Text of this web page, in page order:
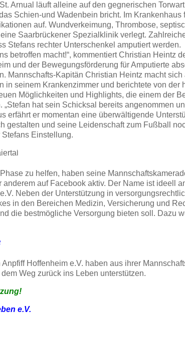
Arnual läuft alleine auf den gegnerischen
Schien-und Wadenbein bricht. Im
auf. Wundverkeimung, Thrombose,
Saarbrückener Spezialklinik verlegt.
Stefans rechter Unterschenkel amputiert werden.
betroffen macht!“, kommentiert Christian Heintz
und der Bewegungsförderung für Amputierte
Mannschafts-Kapitän Christian Heintz macht
in seinem Krankenzimmer und berichtete von
Möglichkeiten und Highlights, die einem der
„Stefan hat sein Schicksal bereits angenommen
erfährt er momentan eine überwältigende
gestalten und seine Leidenschaft zum Fußball
Stefans Einstellung.
zu helfen, haben seine
auf Facebook aktiv. Der Name ist ideell
Neben der Unterstützung in
in den Bereichen Medizin, Versicherung und
die bestmögliche Versorgung bieten soll. Dazu
Hoffenheim e.V. haben aus ihrer
Weg zurück ins Leben unterstützen.
e.V.